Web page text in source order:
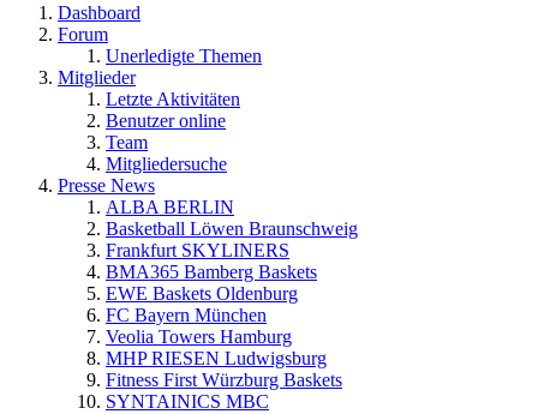
Dashboard
Forum
Unerledigte Themen
Mitglieder
Letzte Aktivitäten
Benutzer online
Team
Mitgliedersuche
Presse News
ALBA BERLIN
Basketball Löwen Braunschweig
Frankfurt SKYLINERS
BMA365 Bamberg Baskets
EWE Baskets Oldenburg
FC Bayern München
Veolia Towers Hamburg
MHP RIESEN Ludwigsburg
Fitness First Würzburg Baskets
SYNTAINICS MBC